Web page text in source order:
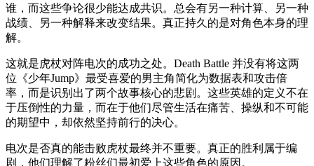
谁，而这些争论很少能达成共识。总会有另一种计算、另一种
战绩、另一种解释来改变结果。真正持久的是对角色本身的理
解。
这就是虎杖对阵电次的成功之处。Death Battle 并没有将这两
位《少年Jump》最受喜爱的男主角简化为数据表和攻击倍
率，而是识别出了两个故事核心的悲剧。这些英雄的定义不在
于压倒性的力量，而在于他们尽管生活在痛苦、操纵和不可能
的期望中，却依然坚持前行的决心。
电次是否真的能击败虎杖最终并不重要。真正的胜利属于编
剧，他们理解了粉丝们最初爱上这些角色的原因。